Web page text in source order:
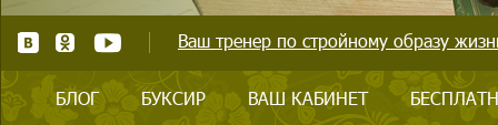
Ваш тренер по стройному образу
БЛОГ БУКСИР ВАШ КАБИНЕТ